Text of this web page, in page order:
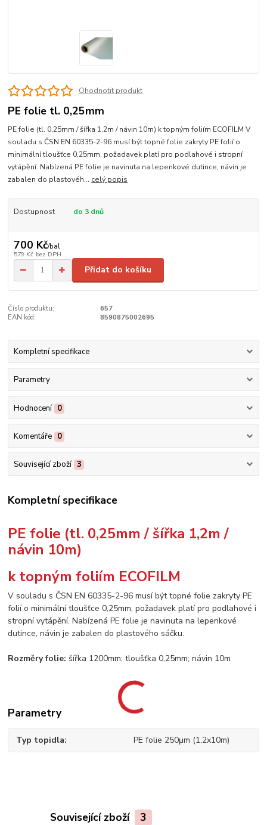
Ohodnotit produkt
PE folie tl. 0,25mm
PE folie (tl. 0,25mm / šířka 1,2m / návin 10m) k topným foliím ECOFILM V
souladu s ČSN EN 60335-2-96 musí být topné folie zakryty PE folií o
minimální tloušťce 0,25mm, požadavek platí pro podlahové i stropní
vytápění. Nabízená PE folie je navinuta na lepenkové dutince, návin je
zabalen do plastovéh... celý popis
Dostupnost do 3 dnů
700 Kč/bal
579 Kč bez DPH
Přidat do košíku
Číslo produktu:
657
EAN kód:
8590875002695
Kompletní specifikace
Parametry
Hodnocení 0
Komentáře 0
Související zboží 3
Kompletní specifikace
PE folie (tl. 0,25mm / šířka 1,2m /
návin 10m)
k topným foliím ECOFILM
V souladu s ČSN EN 60335-2-96 musí být topné folie zakryty PE
folií o minimální tloušťce 0,25mm, požadavek platí pro podlahové i
stropní vytápění. Nabízená PE folie je navinuta na lepenkové
dutince, návin je zabalen do plastového sáčku.
Rozměry folie: šířka 1200mm; tloušťka 0,25mm; návin 10m
Parametry
Typ topidla PE folie 250μm (1,2x10m)
Související zboží 3